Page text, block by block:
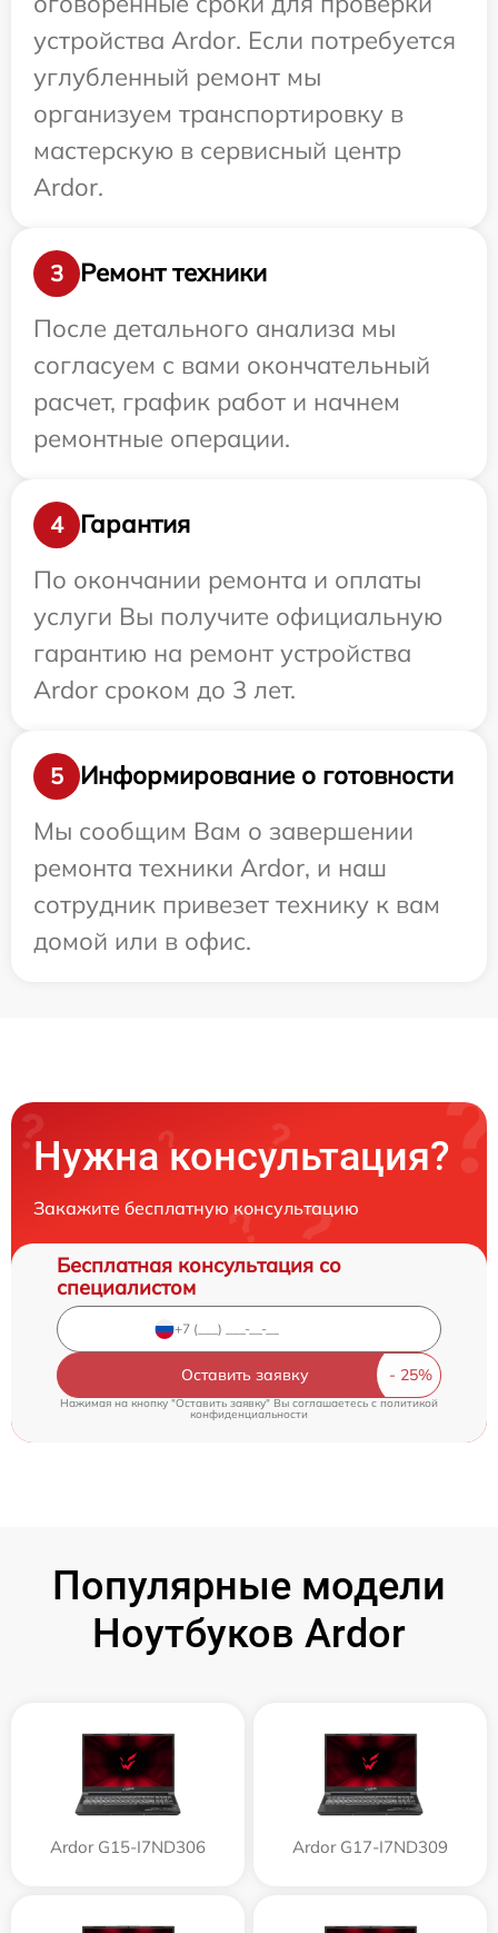
устройства Ardor. Если потребуется
углубленный ремонт мы
организуем транспортировку в
мастерскую в сервисный центр
Ardor.
3
Ремонт техники
После детального анализа мы
согласуем с вами окончательный
расчет, график работ и начнем
ремонтные операции.
4
Гарантия
По окончании ремонта и оплаты
услуги Вы получите официальную
гарантию на ремонт устройства
Ardor сроком до 3 лет.
5
Информирование о готовности
Мы сообщим Вам о завершении
ремонта техники Ardor, и наш
сотрудник привезет технику к вам
домой или в офис.
Нужна консультация?
Закажите бесплатную консультацию
Бесплатная консультация со
специалистом
Оставить заявку
Нажимая на кнопку "Оставить заявку" Вы соглашаетесь cполитикой
конфиденциальности
Популярные модели
Ноутбуков Ardor
Ardor G15-I7ND306 Ardor G17-I7ND309